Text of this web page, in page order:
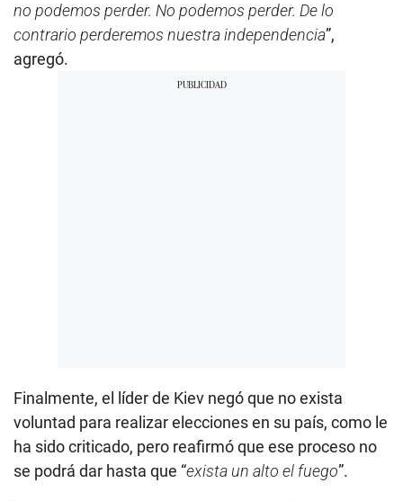
no podemos perder. No podemos perder. De lo
contrario perderemos nuestra independencia”,
agregó.
Finalmente, el líder de Kiev negó que no exista
voluntad para realizar elecciones en su país, como le
ha sido criticado, pero reafirmó que ese proceso no
se podrá dar hasta que “exista un alto el fuego”.